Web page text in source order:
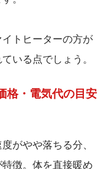
トヒーターの方が
いる点でしょう。
格・電気代の目安
がやや落ちる分、
徴。体を直接暖め